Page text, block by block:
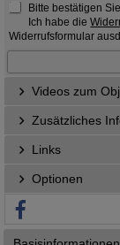
Bitte bestätigen
Ich habe die
Widerrufsformular
Videos zum
Zusätzliches
Links
Optionen